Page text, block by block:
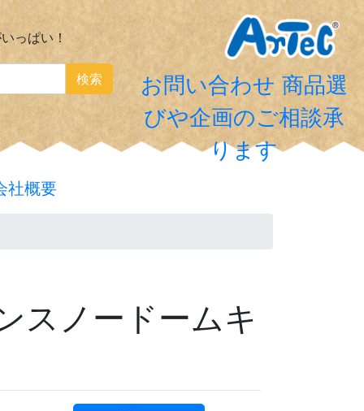
っぱい！
検索 お問い合わせ 商品選
びや企画のご相談承
ります
社概要
スノードームキ